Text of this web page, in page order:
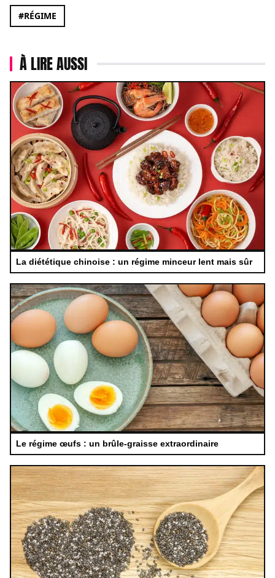
#RÉGIME
À LIRE AUSSI
La diététique chinoise : un régime minceur lent mais sûr
Le régime œufs : un brûle-graisse extraordinaire